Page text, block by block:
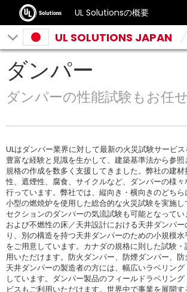
UL Solutionsの概要
UL SOLUTIONS JAPAN
ダンパー
ダンパーの性能試験もお任
ULはダンパー業界に対して最新の火災試験サービ
豊富な経験と見識を生かして、建築基準法から参
規格の作成を数多く支援してきました。弊社の建
性、遮煙性、腐食、サイクルなど、ダンパーの様
行っています。弊社では、縦向き・横向きのどちら
小型の燃焼炉を使用した総合的な火災試験を実施
セクションのダンパーの気流試験も可能となって
および不燃性の床／天井設計における天井ダンパ
り、別の構造を持つ天井ダンパーのための小規模
をご用意しています。カナダの規格に則した試験
用いただけます。防火ダンパー、防煙ダンパー、防
天井ダンパーの製造者の方には、幅広いラベリン
しています。ダンパー製品のフィールドラベリン
ビスもご利用いただけます。世界中で事業を展開